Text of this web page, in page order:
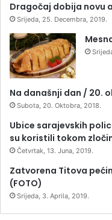
Dragočaj dobija novu
Srijeda, 25. Decembra, 2019.
Na današnji dan / 20.
Subota, 20. Oktobra, 2018.
Ubice sarajevskih
su koristili tokom
Četvrtak, 13. Juna, 2019.
Zatvorena Titova
(FOTO)
Srijeda, 3. Aprila, 2019.